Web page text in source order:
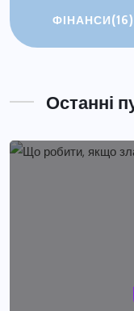
ФІНАНСИ(16)
Останні